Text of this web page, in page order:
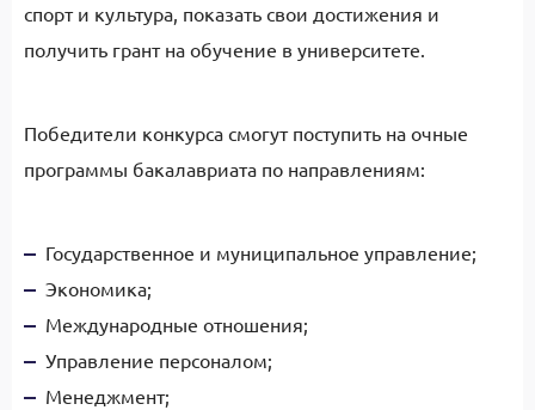
спорт и культура, показать свои достижения и
получить грант на обучение в университете.
Победители конкурса смогут поступить на очные
программы бакалавриата по направлениям:
Государственное и муниципальное управление;
Экономика;
Международные отношения;
Управление персоналом;
Менеджмент;